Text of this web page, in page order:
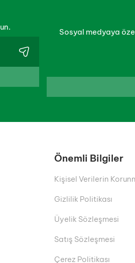
Sosyal medyaya
Önemli Bilgiler
Kişisel Verilerin
Gizlilik Politikası
Üyelik Sözleşmesi
Satış Sözleşmesi
Çerez Politikası